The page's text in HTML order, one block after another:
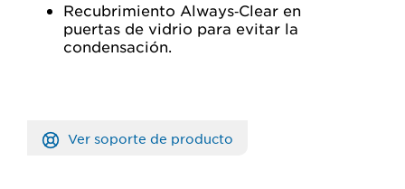
Recubrimiento Always‑Clear en
puertas de vidrio para evitar la
condensación.
Ver soporte de producto